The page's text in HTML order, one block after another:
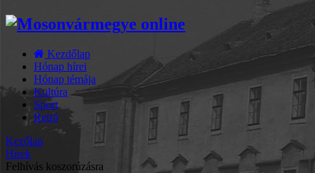
Kezdőlap
Hónap hírei
Hónap témája
Kultúra
Sport
Retró
Kezőlap
Hírek
Felhívás koszorúzásra